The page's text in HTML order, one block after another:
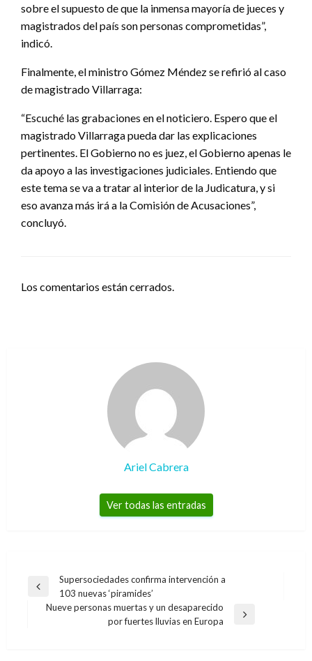
sobre el supuesto de que la inmensa mayoría de jueces y
magistrados del país son personas comprometidas”,
indicó.
Finalmente, el ministro Gómez Méndez se refirió al caso
de magistrado Villarraga:
“Escuché las grabaciones en el noticiero. Espero que el
magistrado Villarraga pueda dar las explicaciones
pertinentes. El Gobierno no es juez, el Gobierno apenas le
da apoyo a las investigaciones judiciales. Entiendo que
este tema se va a tratar al interior de la Judicatura, y si
eso avanza más irá a la Comisión de Acusaciones”,
concluyó.
Los comentarios están cerrados.
Ariel Cabrera
Ver todas las entradas
Navegación
Entrada
anterior
Supersociedades confirma intervención a
103 nuevas ‘piramides’
Nueve personas muertas y un desaparecido
por fuertes lluvias en Europa